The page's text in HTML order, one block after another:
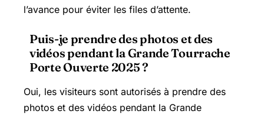
l’avance pour éviter les files d’attente.
Puis-je prendre des photos et des
vidéos pendant la Grande Tourrache
Porte Ouverte 2025 ?
Oui, les visiteurs sont autorisés à prendre des
photos et des vidéos pendant la Grande